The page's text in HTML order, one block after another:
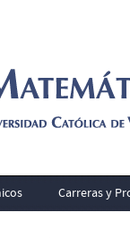
Carreras y